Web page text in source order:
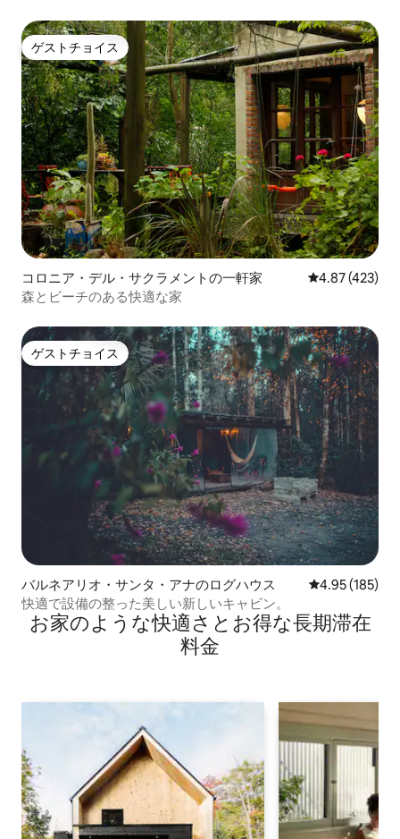
ゲストチョイス
ゲストチョイス
コロニア・デル・サクラメントの一軒家 レビュー423
4.87 (423)
森とビーチのある快適な家
ゲストチョイス
ゲストチョイス
バルネアリオ・サンタ・アナのログハウス レビュー185
4.95 (185)
快適で設備の整った美しい新しいキャビン。
お家のような快⁠適⁠さ⁠とお⁠得⁠な長⁠期⁠滞⁠在
料⁠金